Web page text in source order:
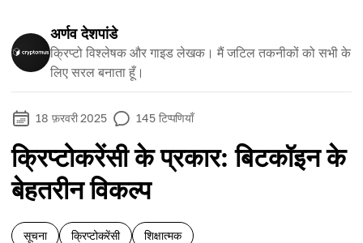
अर्णव देशपांडे
क्रिप्टो विश्लेषक और गाइड लेखक। मैं जटिल तकनीकों को सभी के
लिए सरल बनाता हूँ।
18 फ़रवरी 2025 145 टिप्पणियाँ
क्रिप्टोकरेंसी के प्रकार: बिटकॉइन के
बेहतरीन विकल्प
सूचना क्रिप्टोकरेंसी शिक्षात्मक